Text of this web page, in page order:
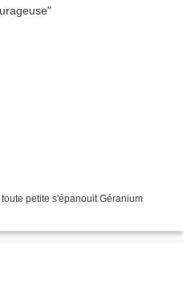
petite s'épanouit Géranium